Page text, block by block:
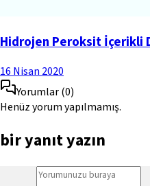
Hidrojen Peroksit İçerikli
16 Nisan 2020
Yorumlar(0)
Henüz yorum yapılmamış.
bir yanıt yazın